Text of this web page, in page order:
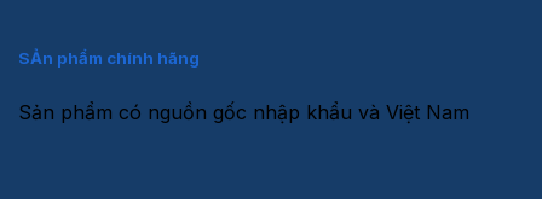
SẢn phẩm chính hãng
Sản phẩm có nguồn gốc nhập khẩu và Việt Nam